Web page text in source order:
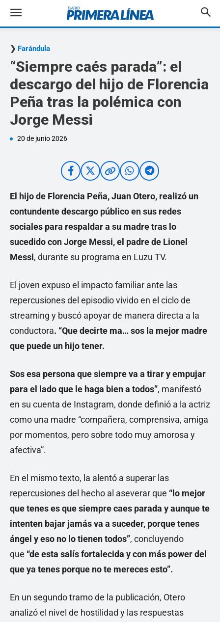
Farándula
“Siempre caés parada”: el
descargo del hijo de Florencia
Peña tras la polémica con
Jorge Messi
20 de junio 2026
El hijo de Florencia Peña, Juan Otero, realizó un
contundente descargo público en sus redes
sociales para respaldar a su madre tras lo
sucedido con Jorge Messi, el padre de Lionel
Messi, durante su programa en Luzu TV.
El joven expuso el impacto familiar ante las
repercusiones del episodio vivido en el ciclo de
streaming y buscó apoyar de manera directa a la
conductora. “Que decirte ma… sos la mejor madre
que puede un hijo tener.
Sos esa persona que siempre va a tirar y empujar
para el lado que le haga bien a todos”, manifestó
en su cuenta de Instagram, donde definió a la actriz
como una madre “compañera, comprensiva, amiga
por momentos, pero sobre todo muy amorosa y
afectiva”.
En el mismo texto, la alentó a superar las
repercusiones del hecho al aseverar que “lo mejor
que tenes es que siempre caes parada y aunque te
intenten bajar jamás va a suceder, porque tenes
ángel y eso no lo tienen todos”, concluyendo
que “de esta salís fortalecida y con más power del
que ya tenes porque no te mereces esto”.
En un segundo tramo de la publicación, Otero
analizó el nivel de hostilidad y las respuestas